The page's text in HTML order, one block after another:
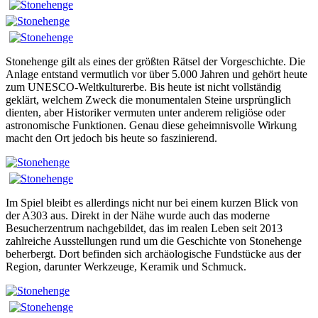
Stonehenge gilt als eines der größten Rätsel der Vorgeschichte. Die
Anlage entstand vermutlich vor über 5.000 Jahren und gehört heute
zum UNESCO-Weltkulturerbe. Bis heute ist nicht vollständig
geklärt, welchem Zweck die monumentalen Steine ursprünglich
dienten, aber Historiker vermuten unter anderem religiöse oder
astronomische Funktionen. Genau diese geheimnisvolle Wirkung
macht den Ort jedoch bis heute so faszinierend.
Im Spiel bleibt es allerdings nicht nur bei einem kurzen Blick von
der A303 aus. Direkt in der Nähe wurde auch das moderne
Besucherzentrum nachgebildet, das im realen Leben seit 2013
zahlreiche Ausstellungen rund um die Geschichte von Stonehenge
beherbergt. Dort befinden sich archäologische Fundstücke aus der
Region, darunter Werkzeuge, Keramik und Schmuck.